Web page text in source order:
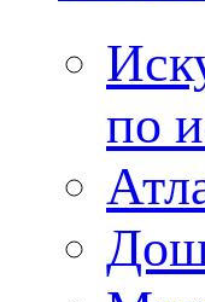
по